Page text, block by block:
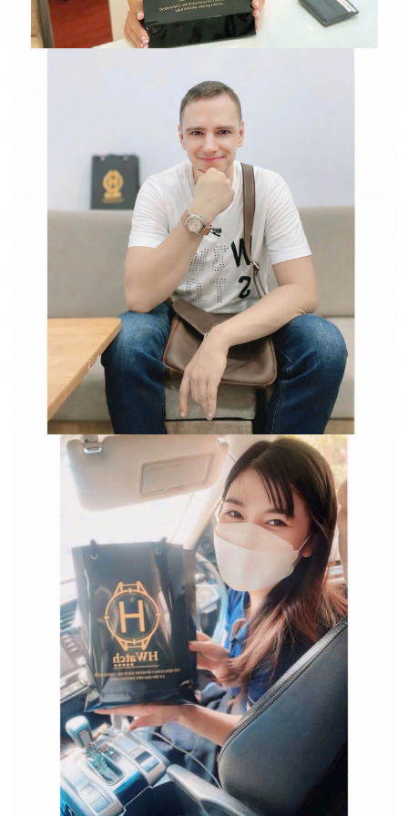
Hwatch Chuyên Nhập khẩu Và Phân Phối Các Loại
Đồng Hồ Chính Hãng
Trường hợp không chấp
nhận đổi hoặc trả sản
phẩm: